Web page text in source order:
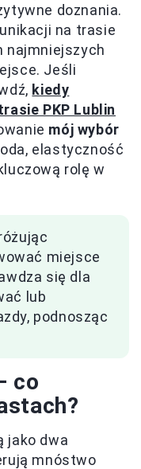
doznania.
na trasie
najmniejszych
Jeśli
kiedy
PKP Lublin
mój wybór
elastyczność
rolę w
miejsce
się dla
lub
podnosząc
co
jako dwa
mnóstwo